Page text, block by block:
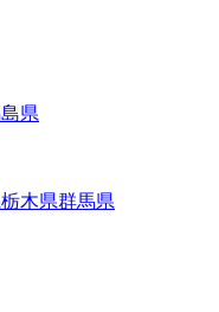
県
栃木県群馬県